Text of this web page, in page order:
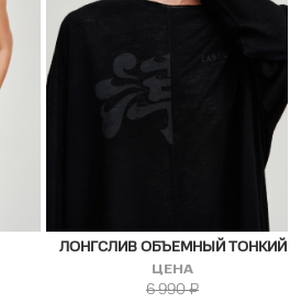
ЛОНГСЛИВ ОБЪЕМНЫЙ ТОНКИЙ
ЦЕНА
6 990₽